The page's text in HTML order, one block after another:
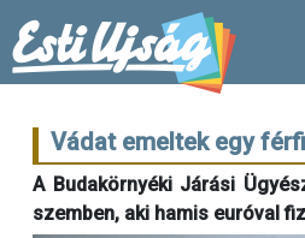
Vádat emeltek egy
A Budakörnyéki Járási
szemben, aki hamis euróval